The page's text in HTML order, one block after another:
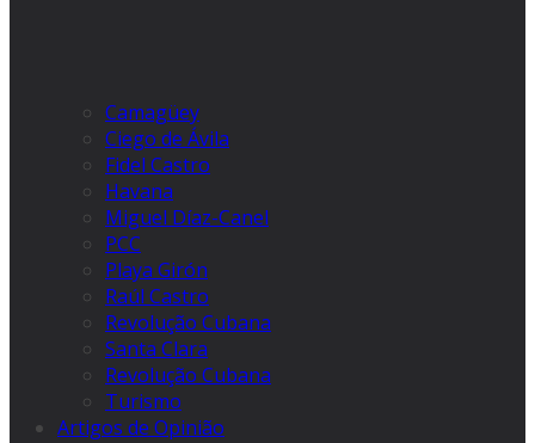
Camagüey
Ciego de Ávila
Fidel Castro
Havana
Miguel Díaz-Canel
PCC
Playa Girón
Raúl Castro
Revolução Cubana
Santa Clara
Revolução Cubana
Turismo
Artigos de Opinião